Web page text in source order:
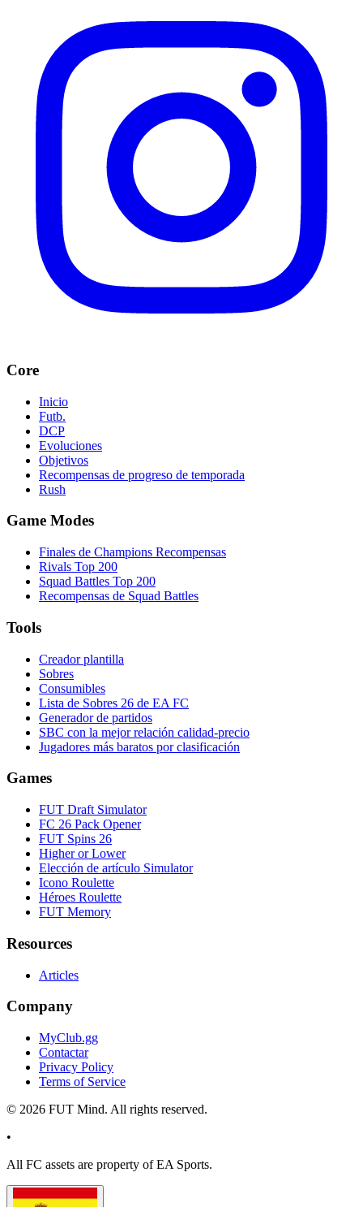
Core
Inicio
Futb.
DCP
Evoluciones
Objetivos
Recompensas de progreso de temporada
Rush
Game Modes
Finales de Champions Recompensas
Rivals Top 200
Squad Battles Top 200
Recompensas de Squad Battles
Tools
Creador plantilla
Sobres
Consumibles
Lista de Sobres 26 de EA FC
Generador de partidos
SBC con la mejor relación calidad-precio
Jugadores más baratos por clasificación
Games
FUT Draft Simulator
FC 26 Pack Opener
FUT Spins 26
Higher or Lower
Elección de artículo Simulator
Icono Roulette
Héroes Roulette
FUT Memory
Resources
Articles
Company
MyClub.gg
Contactar
Privacy Policy
Terms of Service
© 2026 FUT Mind. All rights reserved.
•
All FC assets are property of EA Sports.